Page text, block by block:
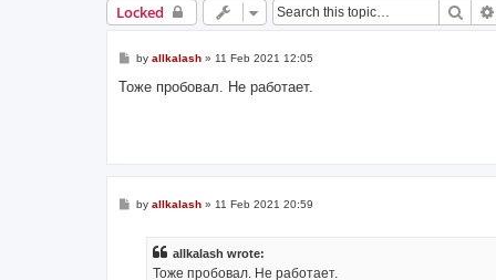
Locked
P
s
by allkalash» 11 Feb 2021 12:05
Тоже пробовал. Не работает.
Pby allkalash» 11 Feb 2021 20:59
allkalash wrote:
Тоже пробовал. Не работает.